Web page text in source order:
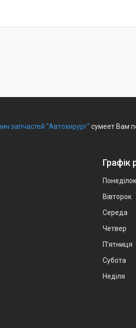
запчастей "Автохирург" сумеет Вам
Графік
Понеділок
Вівторок
Середа
Четвер
Пʼятниця
Субота
Неділя